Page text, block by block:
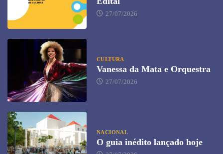
27/07/2026
CULTURA
Vanessa da Mata e Orquestra
27/07/2026
NACIONAL
O guia inédito lançado hoje